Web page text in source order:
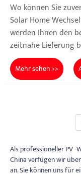
Wo können Sie
Solar Home
werden Ihnen den
zeitnahe Lieferung
Mehr sehen >>
Als professioneller PV
China verfügen wir
an. Sie können uns für